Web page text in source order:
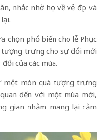
nhắc nhở họ về vẻ đẹp và
chọn phổ biến cho lễ Phục
tượng trưng cho sự đổi mới
của các mùa.
một món quà tượng trưng
đến với một mùa mới,
gian nhằm mang lại cảm